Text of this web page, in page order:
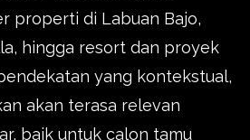
properti di Labuan Bajo,
hingga resort dan proyek
yang kontekstual,
akan terasa relevan
baik untuk calon tamu